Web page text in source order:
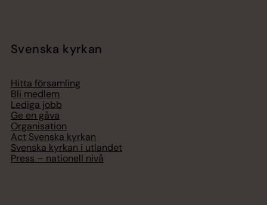
Svenska kyrkan
Hitta församling
Bli medlem
Lediga jobb
Ge en gåva
Organisation
Act Svenska kyrkan
Svenska kyrkan i utlandet
Press – nationell nivå